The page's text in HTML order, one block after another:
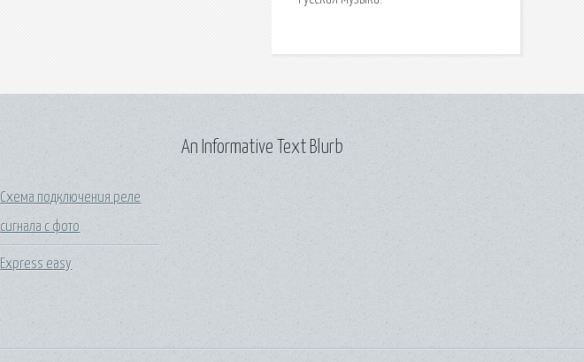
Схема подключения реле
сигнала с фото
Express easy
An Informative Text Blurb